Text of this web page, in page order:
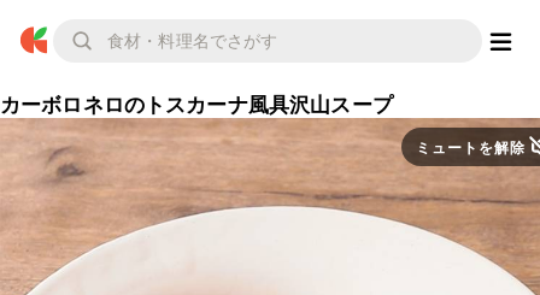
カーボロネロのトスカーナ風具沢山スープ
ミュートを解除